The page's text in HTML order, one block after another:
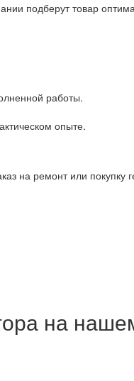
подберут товар
работы.
опыте.
на ремонт или покупку
на